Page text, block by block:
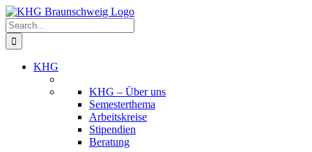
Skip
to
content
Search
for:
KHG
KHG – Über uns
Semesterthema
Arbeitskreise
Stipendien
Beratung